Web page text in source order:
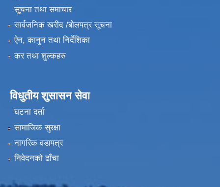
सूचना तथा समाचार
सार्वजनिक खरीद /बोलपत्र सूचना
ऐन, कानुन तथा निर्देशिका
कर तथा शुल्कहरु
विधुतीय शुसासन सेवा
घटना दर्ता
सामाजिक सुरक्षा
नागरिक वडापत्र
निवेदनको ढाँचा